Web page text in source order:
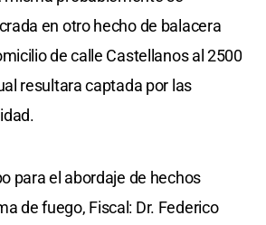
en otro hecho de balacera
de calle Castellanos al 2500
resultara captada por las
para el abordaje de hechos
de fuego, Fiscal: Dr. Federico